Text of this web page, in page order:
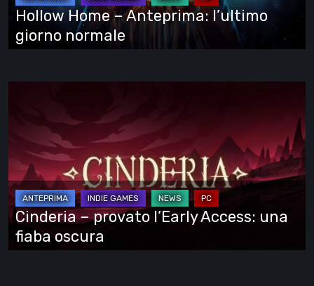
normale
Hollow Home – Anteprima: l’ultimo
giorno normale
provato
l’Early
Access:
una
fiaba
oscura
Cinderia – provato l’Early Access: una
fiaba oscura